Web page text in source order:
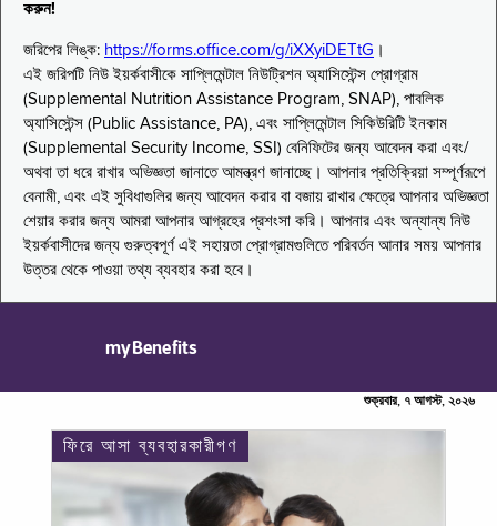
করুন!
জরিপের লিঙ্ক: https://forms.office.com/g/iXXyiDETtG ।
এই জরিপটি নিউ ইয়র্কবাসীকে সাপ্লিমেন্টাল নিউট্রিশন অ্যাসিস্টেন্স প্রোগ্রাম
(Supplemental Nutrition Assistance Program, SNAP), পাবলিক
অ্যাসিস্টেন্স (Public Assistance, PA), এবং সাপ্লিমেন্টাল সিকিউরিটি ইনকাম
(Supplemental Security Income, SSI) বেনিফিটের জন্য আবেদন করা এবং/
অথবা তা ধরে রাখার অভিজ্ঞতা জানাতে আমন্ত্রণ জানাচ্ছে। আপনার প্রতিক্রিয়া সম্পূর্ণরূপে
বেনামী, এবং এই সুবিধাগুলির জন্য আবেদন করার বা বজায় রাখার ক্ষেত্রে আপনার অভিজ্ঞতা
শেয়ার করার জন্য আমরা আপনার আগ্রহের প্রশংসা করি। আপনার এবং অন্যান্য নিউ
ইয়র্কবাসীদের জন্য গুরুত্বপূর্ণ এই সহায়তা প্রোগ্রামগুলিতে পরিবর্তন আনার সময় আপনার
উত্তর থেকে পাওয়া তথ্য ব্যবহার করা হবে।
myBenefits
শুক্রবার, ৭ আগস্ট, ২০২৬
ফিরে আসা ব্যবহারকারীগণ